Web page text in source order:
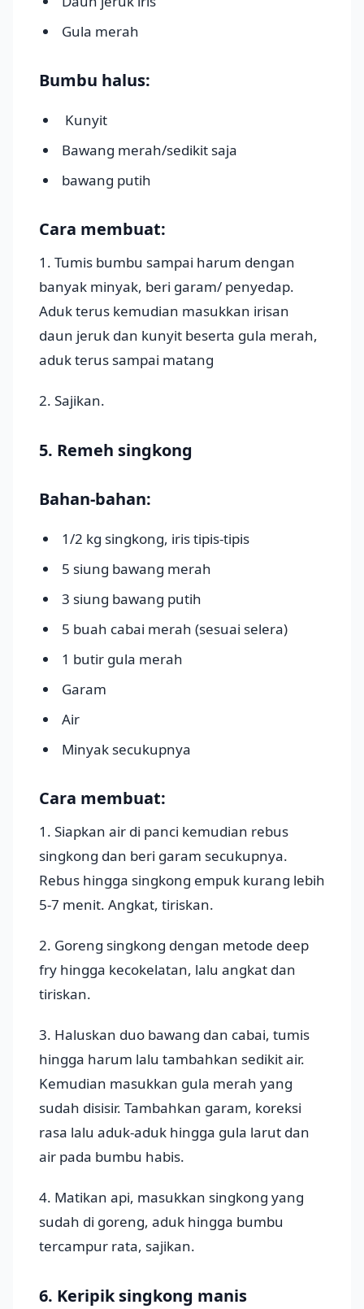
Gula merah
Bumbu halus:
Kunyit
Bawang merah/sedikit saja
bawang putih
Cara membuat:
1. Tumis bumbu sampai harum dengan
banyak minyak, beri garam/ penyedap.
Aduk terus kemudian masukkan irisan
daun jeruk dan kunyit beserta gula merah,
aduk terus sampai matang
2. Sajikan.
5. Remeh singkong
Bahan-bahan:
1/2 kg singkong, iris tipis-tipis
5 siung bawang merah
3 siung bawang putih
5 buah cabai merah (sesuai selera)
1 butir gula merah
Garam
Air
Minyak secukupnya
Cara membuat:
1. Siapkan air di panci kemudian rebus
singkong dan beri garam secukupnya.
Rebus hingga singkong empuk kurang lebih
5-7 menit. Angkat, tiriskan.
2. Goreng singkong dengan metode deep
fry hingga kecokelatan, lalu angkat dan
tiriskan.
3. Haluskan duo bawang dan cabai, tumis
hingga harum lalu tambahkan sedikit air.
Kemudian masukkan gula merah yang
sudah disisir. Tambahkan garam, koreksi
rasa lalu aduk-aduk hingga gula larut dan
air pada bumbu habis.
4. Matikan api, masukkan singkong yang
sudah di goreng, aduk hingga bumbu
tercampur rata, sajikan.
6. Keripik singkong manis